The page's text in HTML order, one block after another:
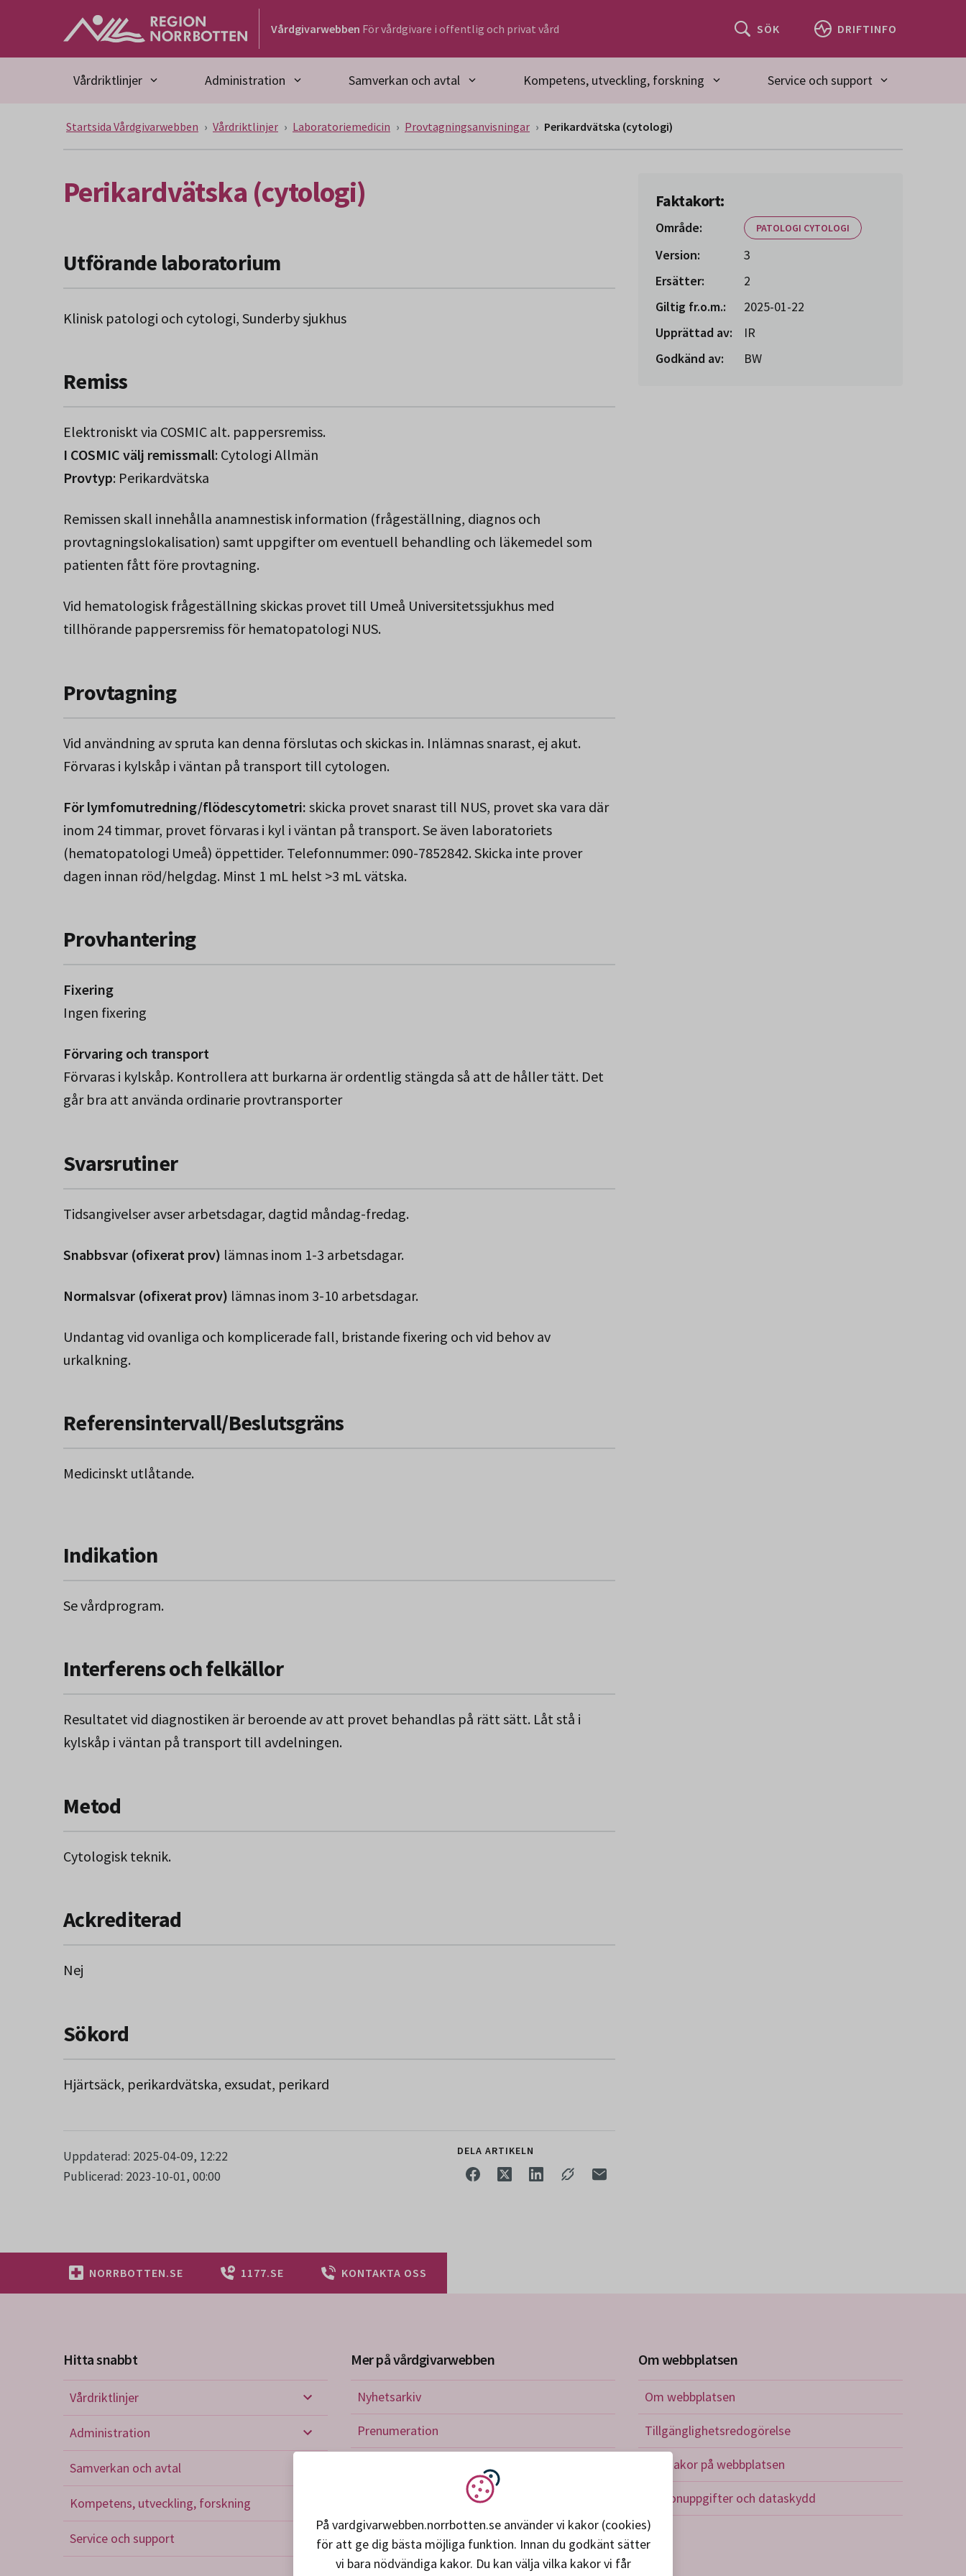
Gå till huvudmeny
Gå till övergripande innehåll
Vårdgivarwebben För vårdgivare i offentlig och privat vård SÖK DRIFTINFO
Vårdriktlinjer Administration Samverkan och avtal Kompetens, utveckling, forskning Service och support
Startsida Vårdgivarwebben Vårdriktlinjer Laboratoriemedicin Provtagningsanvisningar Perikardvätska (cytologi)
Perikardvätska (cytologi)
Utförande laboratorium
Klinisk patologi och cytologi, Sunderby sjukhus
Remiss
Elektroniskt via COSMIC alt. pappersremiss.
I COSMIC välj remissmall: Cytologi Allmän
Provtyp: Perikardvätska
Remissen skall innehålla anamnestisk information (frågeställning, diagnos och
provtagningslokalisation) samt uppgifter om eventuell behandling och läkemedel som
patienten fått före provtagning.
Vid hematologisk frågeställning skickas provet till Umeå Universitetssjukhus med
tillhörande pappersremiss för hematopatologi NUS.
Provtagning
Vid användning av spruta kan denna förslutas och skickas in. Inlämnas snarast, ej akut.
Förvaras i kylskåp i väntan på transport till cytologen.
För lymfomutredning/flödescytometri: skicka provet snarast till NUS, provet ska vara där
inom 24 timmar, provet förvaras i kyl i väntan på transport. Se även laboratoriets
(hematopatologi Umeå) öppettider. Telefonnummer: 090-7852842. Skicka inte prover
dagen innan röd/helgdag. Minst 1 mL helst >3 mL vätska.
Provhantering
Fixering
Ingen fixering
Förvaring och transport
Förvaras i kylskåp. Kontrollera att burkarna är ordentlig stängda så att de håller tätt. Det
går bra att använda ordinarie provtransporter
Svarsrutiner
Tidsangivelser avser arbetsdagar, dagtid måndag-fredag.
Snabbsvar (ofixerat prov) lämnas inom 1-3 arbetsdagar.
Normalsvar (ofixerat prov) lämnas inom 3-10 arbetsdagar.
Undantag vid ovanliga och komplicerade fall, bristande fixering och vid behov av
urkalkning.
Referensintervall/Beslutsgräns
Medicinskt utlåtande.
Indikation
Se vårdprogram.
Interferens och felkällor
Resultatet vid diagnostiken är beroende av att provet behandlas på rätt sätt. Låt stå i
kylskåp i väntan på transport till avdelningen.
Metod
Cytologisk teknik.
Ackrediterad
Nej
Sökord
Hjärtsäck, perikardvätska, exsudat, perikard
Uppdaterad: 2025-04-09, 12:22
Publicerad: 2023-10-01, 00:00
DELA ARTIKELN
Faktakort:
Område: PATOLOGI CYTOLOGI
Version:
3
Ersätter:
2
Giltig fr.o.m.:
2025-01-22
Upprättad av:
IR
Godkänd av:
BW
NORRBOTTEN.SE 1177.SE KONTAKTA OSS
Hitta snabbt
Vårdriktlinjer
Vårdriktlinjer
Administration
Samverkan och avtal
Kompetens, utveckling, forskning
Service och support
Service och support
Mer på vårdgivarwebben
Nyhetsarkiv
Prenumeration
Om webbplatsen
Om webbplatsen
Tillgänglighetsredogörelse
Om kakor på webbplatsen
Personuppgifter och dataskydd
Vi använder kakor
På vardgivarwebben.norrbotten.se använder vi kakor (cookies)
för att ge dig bästa möjliga funktion. Innan du godkänt sätter
vi bara nödvändiga kakor. Du kan välja vilka kakor vi får